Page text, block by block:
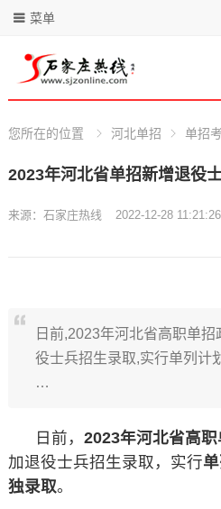
菜单
您所在的位置 河北单招 单招
2023年河北省单招新增退役
来源： 石家庄热线 2022-12-28 11:21:26
日前,2023年河北省高职单
役士兵招生录取,实行单列计
…
日前， 2023年河北省高
加退役士兵招生录取，实行
独录取。